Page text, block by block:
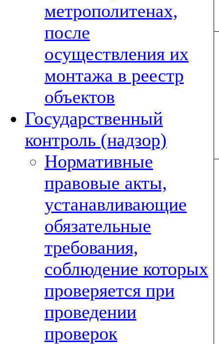
метрополитенах,
после
осуществления их
монтажа в реестр
объектов
Государственный
контроль (надзор)
Нормативные
правовые акты,
устанавливающие
обязательные
требования,
соблюдение которых
проверяется при
проведении
проверок